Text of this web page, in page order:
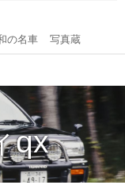
の名車 写真蔵
qx